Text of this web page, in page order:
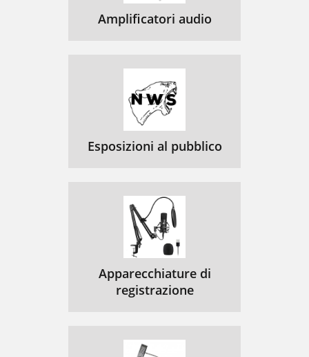
Amplificatori audio
Esposizioni al pubblico
Apparecchiature di
registrazione